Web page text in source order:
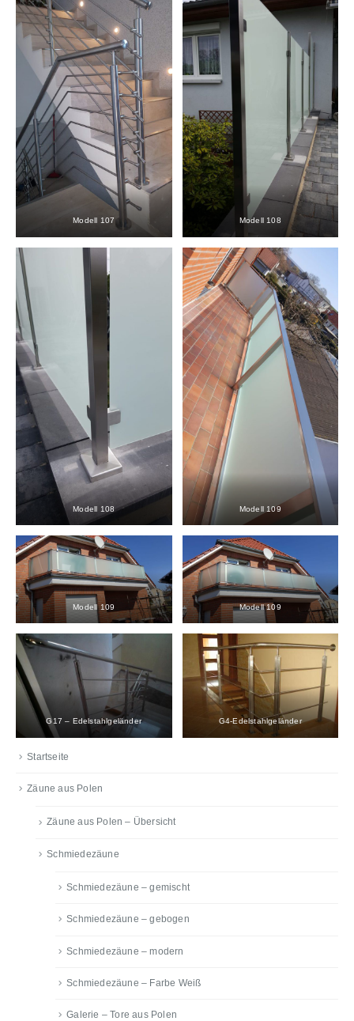
Modell 107 Modell 108
Modell 108 Modell 109
Modell 109 Modell 109
G17 – Edelstahlgeländer G4-Edelstahlgeländer
Startseite
Zäune aus Polen
Zäune aus Polen – Übersicht
Schmiedezäune
Schmiedezäune – gemischt
Schmiedezäune – gebogen
Schmiedezäune – modern
Schmiedezäune – Farbe Weiß
Galerie – Tore aus Polen